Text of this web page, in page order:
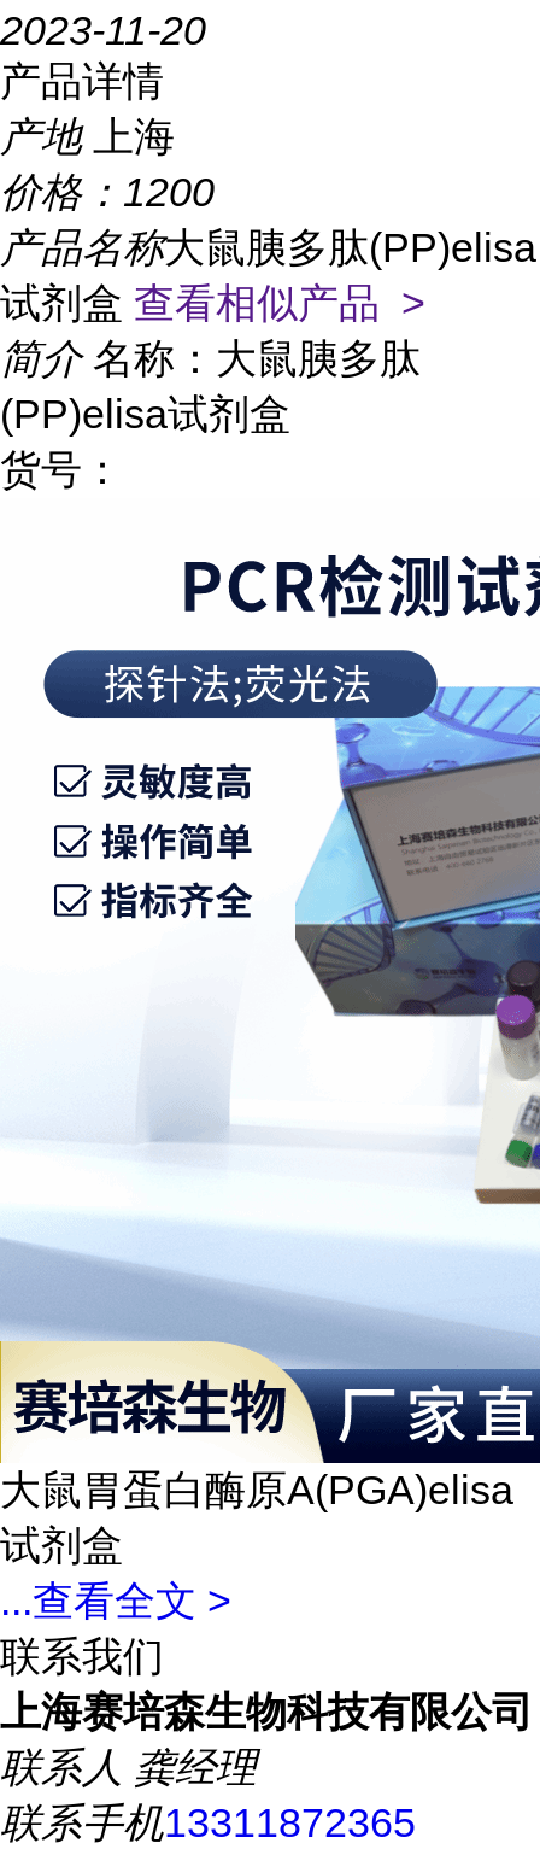
2023-11-20
产品详情
产地
上海
价格： 1200
产品名称大鼠胰多肽(PP)elisa
试剂盒 查看相似产品 >
简介 名称：大鼠胰多肽
(PP)elisa试剂盒
货号：
大鼠胃蛋白酶原A(PGA)elisa
试剂盒
...查看全文 >
联系我们
上海赛培森生物科技有限公司
联系人 龚经理
联系手机13311872365